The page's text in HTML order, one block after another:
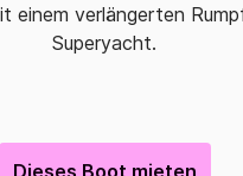
einem verlängerten
Superyacht.
Dieses Boot mieten